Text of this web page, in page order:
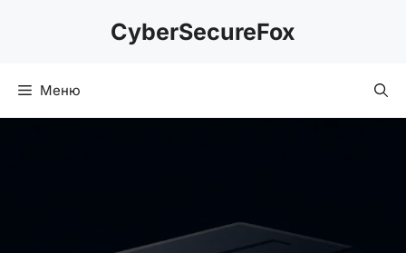
CyberSecureFox
Меню